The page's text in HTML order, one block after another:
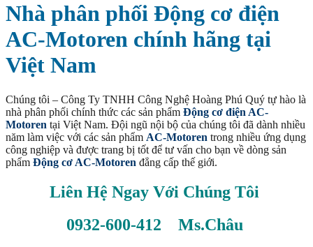
Nhà phân phối Động cơ điện
AC-Motoren chính hãng tại
Việt Nam
Chúng tôi – Công Ty TNHH Công Nghệ Hoàng Phú Quý tự hào là
nhà phân phối chính thức các sản phẩm Động cơ điện AC-
Motoren tại Việt Nam. Đội ngũ nội bộ của chúng tôi đã dành nhiều
năm làm việc với các sản phẩm AC-Motoren trong nhiều ứng dụng
công nghiệp và được trang bị tốt để tư vấn cho bạn về dòng sản
phẩm Động cơ AC-Motoren đẳng cấp thế giới.
Liên Hệ Ngay Với Chúng Tôi
0932-600-412 Ms.Châu